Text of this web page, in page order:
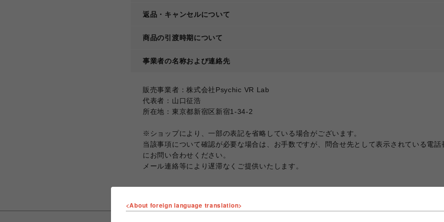
返品・キャンセルについて
商品の引渡時期について
事業者の名称および連絡先
販売事業者：株式会社Psychic VR Lab
代表者：山口征浩
所在地：東京都新宿区新宿1-34-2
※ショップにより、一部の表記を省略している場合がございます。
当該事項について確認が必要な場合は、お手数ですが、問合せ先として表示されている電話
にお問い合わせください。
メール連絡等により遅滞なくご提供いたします。
<About foreign language translation>